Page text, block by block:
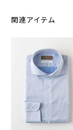
関連アイテム